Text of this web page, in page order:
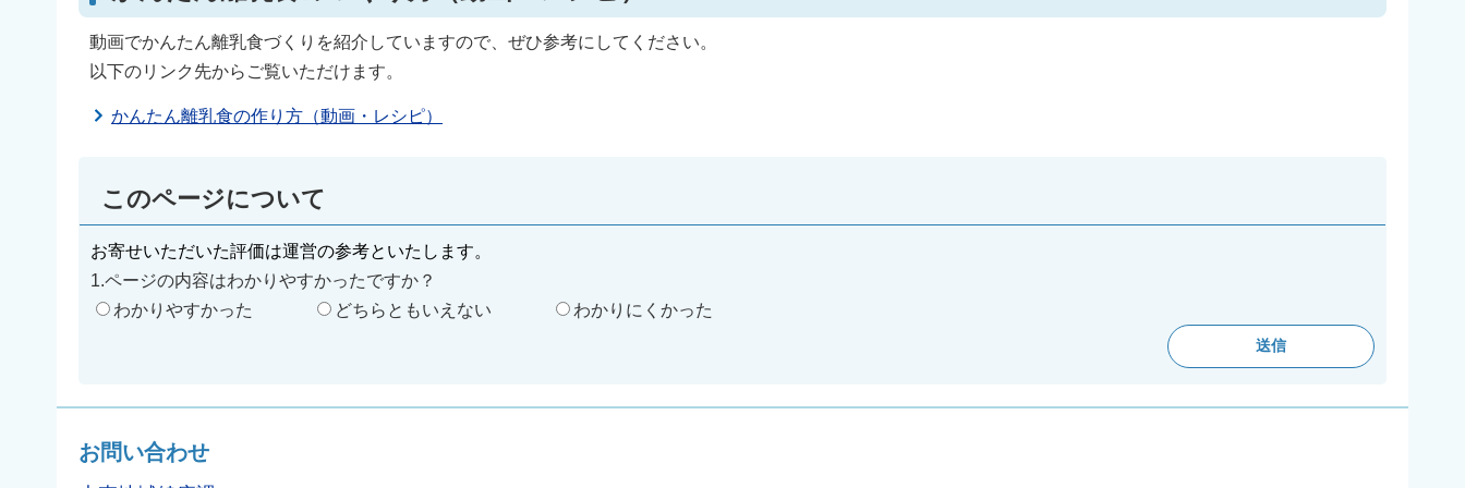
動画でかんたん離乳食づくりを紹介していますので、ぜひ参考にしてください。
以下のリンク先からご覧いただけます。
かんたん離乳食の作り方（動画・レシピ）
このページについて
お寄せいただいた評価は運営の参考といたします。
1.ページの内容はわかりやすかったですか？
わかりやすかった
どちらともいえない わかりにくかった
お問い合わせ